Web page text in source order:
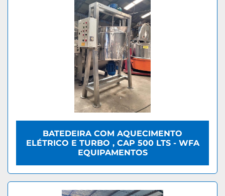
BATEDEIRA COM AQUECIMENTO
ELÉTRICO E TURBO , CAP 500 LTS - WFA
EQUIPAMENTOS